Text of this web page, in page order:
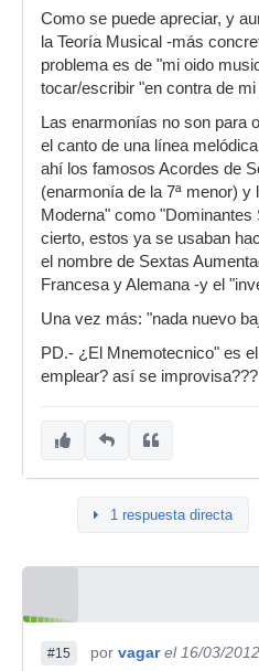
Como se puede apreciar, y
la Teoría Musical -más
problema es de "mi oido
tocar/escribir "en contra de
Las enarmonías no son para
el canto de una línea
ahí los famosos Acordes de
(enarmonía de la 7ª menor)
Moderna" como
cierto, estos ya se usaban
el nombre de Sextas
Francesa y Alemana -y el
Una vez más: "nada nuevo
PD.- ¿El Mnemotecnico" es
emplear? así se improvisa???
1 respuesta directa
#15 por vagar el 16/03/2012